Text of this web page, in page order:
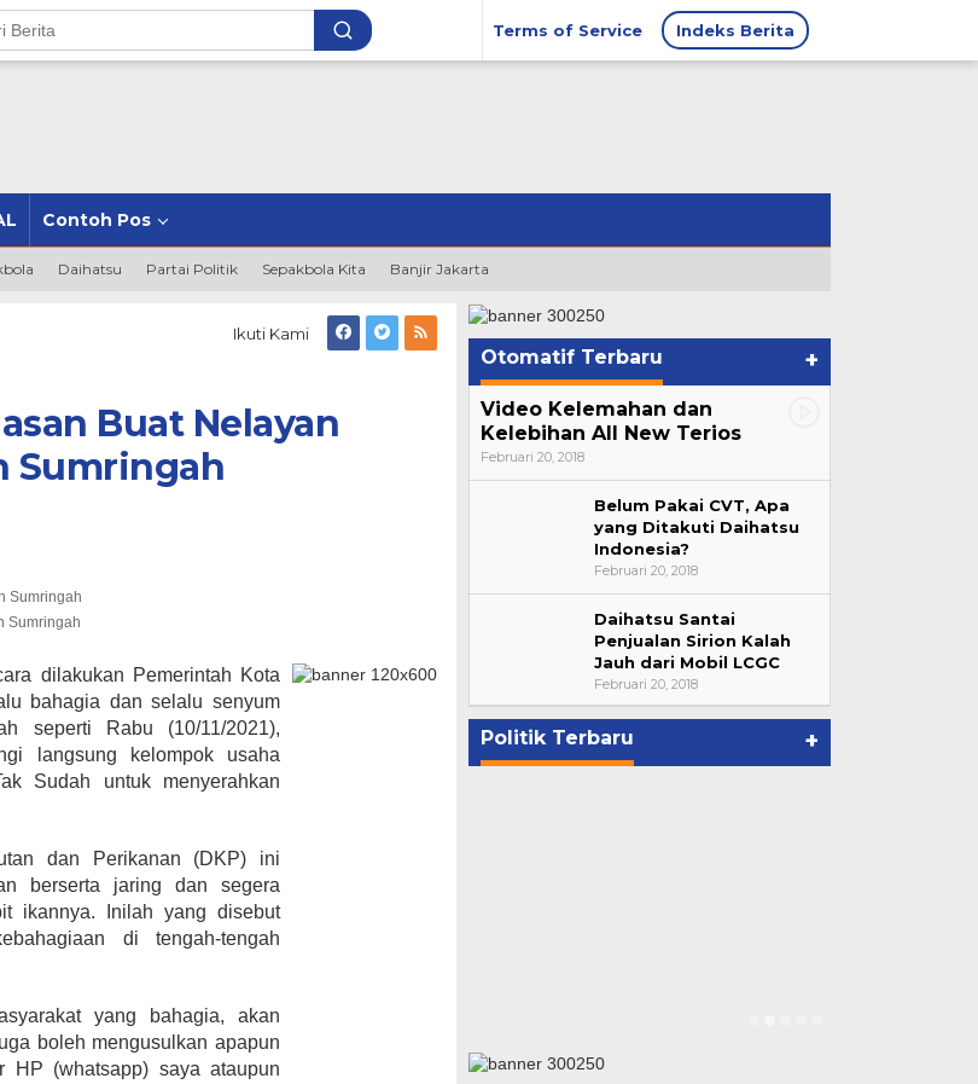
Terms of Service Indeks Berita
Contoh Pos
Daihatsu Partai Politik Sepakbola Kita Banjir Jakarta
Ikuti Kami
Buat Nelayan
Sumringah
Sumringah
dilakukan Pemerintah Kota
bahagia dan selalu senyum
seperti Rabu (10/11/2021),
langsung kelompok usaha
Sudah untuk menyerahkan
dan Perikanan (DKP) ini
berserta jaring dan segera
ikannya. Inilah yang disebut
di tengah-tengah
yang bahagia, akan
boleh mengusulkan apapun
HP (whatsapp) saya ataupun
Otomatif Terbaru +
Video Kelemahan dan
Kelebihan All New Terios
Februari 20, 2018
Belum Pakai CVT, Apa
yang Ditakuti Daihatsu
Indonesia?
Februari 20, 2018
Daihatsu Santai
Penjualan Sirion Kalah
Jauh dari Mobil LCGC
Februari 20, 2018
Politik Terbaru +
Satu
393 Peserta MTQ ke-XXXV Siap
Tempur Rebut Juara Dibuka
Gubernur Rohidin
Di ADVERTORIAL, POLITIK
Bupati Ahmad Hijazi, Hadiri
Paripurna Hasil Penetapan
Paslon Bupati dan Wabup Te…
LEBONG
Januari 29, 2021